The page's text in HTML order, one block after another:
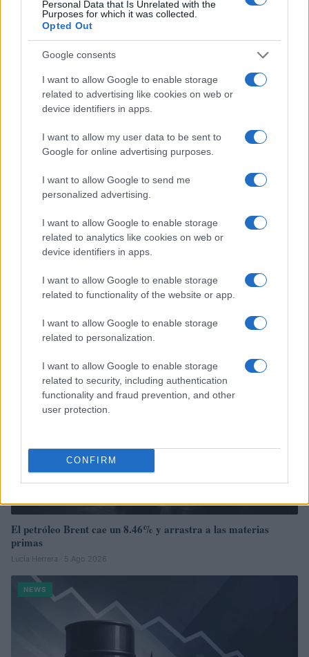
Personal Data that Is Unrelated with the
Purposes for which it was collected.
Opted Out
Google consents
I want to allow Google to enable storage
related to advertising like cookies on web or
device identifiers in apps.
I want to allow my user data to be sent to
Google for online advertising purposes.
I want to allow Google to send me
personalized advertising.
I want to allow Google to enable storage
related to analytics like cookies on web or
device identifiers in apps.
I want to allow Google to enable storage
related to functionality of the website or app.
I want to allow Google to enable storage
related to personalization.
I want to allow Google to enable storage
related to security, including authentication
functionality and fraud prevention, and other
user protection.
CONFIRM
Sigue leyendo
NEWS
El petróleo Brent cae un 8.46% y arrastra a las materias
primas
Lucía Herrera · 5 Ago 2026
NEWS